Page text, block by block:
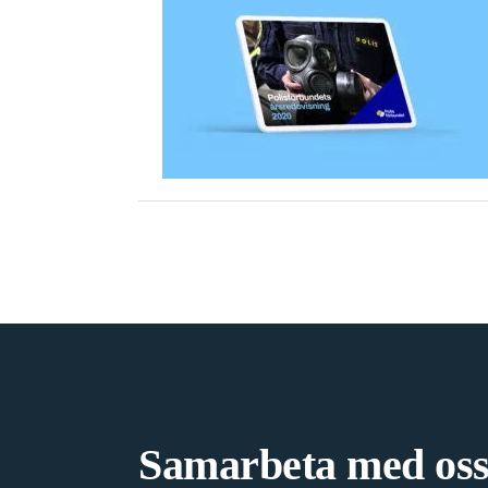
Samarbeta med